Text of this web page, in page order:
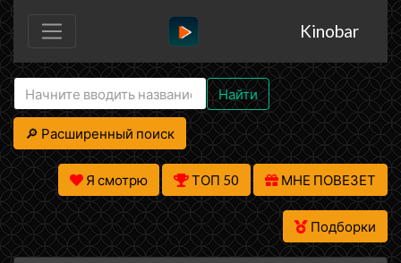
Kinobar
Найти
🔎 Расширенный поиск
Я смотрю ТОП 50 МНЕ ПОВЕЗЕТ
Подборки